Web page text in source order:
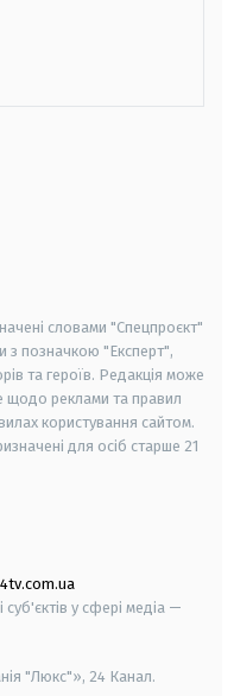
словами "Спецпроєкт"
з позначкою "Експерт",
та героїв. Редакція може
щодо реклами та правил
користування сайтом.
для осіб старше 21
у сфері медіа —
"Люкс"», 24 Канал.